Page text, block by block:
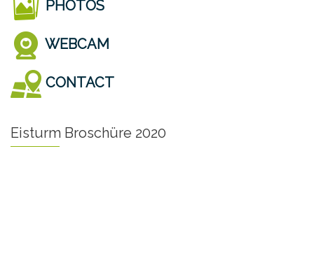
PHOTOS
WEBCAM
CONTACT
Eisturm Broschüre 2020